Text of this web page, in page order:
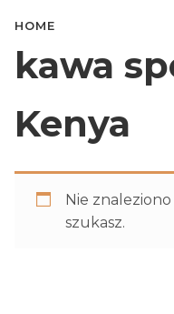
HOME
kawa
Kenya
Nie
szukasz.